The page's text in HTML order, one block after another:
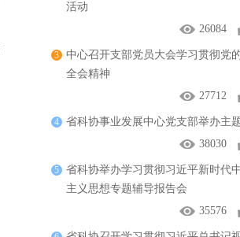
活动
26084
3
中心召开支部党员大会学习贯彻党
全会精神
27712
4
省科协事业发展中心党支部举办主
38030
5
省科协举办学习贯彻习近平新时代
主义思想专题辅导报告会
35576